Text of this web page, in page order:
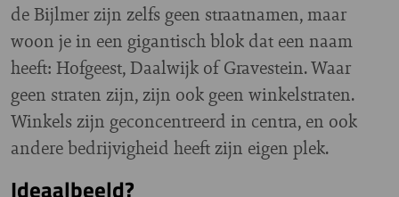
de Bijlmer zijn zelfs geen straatnamen, maar
woon je in een gigantisch blok dat een naam
heeft: Hofgeest, Daalwijk of Gravestein. Waar
geen straten zijn, zijn ook geen winkelstraten.
Winkels zijn geconcentreerd in centra, en ook
andere bedrijvigheid heeft zijn eigen plek.
Ideaalbeeld?